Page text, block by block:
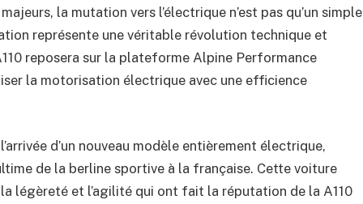
la mutation vers l’électrique n’est pas qu’un simple
représente une véritable révolution technique et
reposera sur la plateforme Alpine Performance
la motorisation électrique avec une efficience
d’un nouveau modèle entièrement électrique,
de la berline sportive à la française. Cette voiture
légèreté et l’agilité qui ont fait la réputation de la A110